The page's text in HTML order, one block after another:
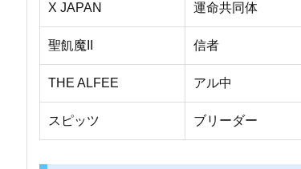
X JAPAN 運命共同体
聖飢魔II 信者
THE ALFEE アル中
スピッツ ブリーダー